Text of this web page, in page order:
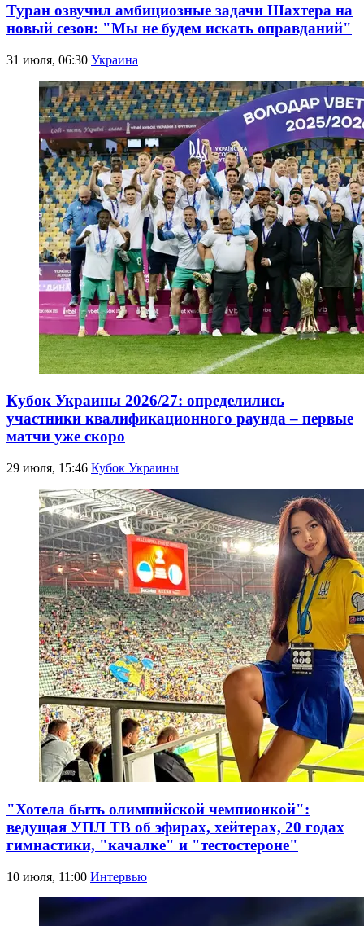
Туран озвучил амбициозные задачи Шахтера на
новый сезон: "Мы не будем искать оправданий"
31 июля, 06:30 Украина
Кубок Украины 2026/27: определились
участники квалификационного раунда – первые
матчи уже скоро
29 июля, 15:46 Кубок Украины
"Хотела быть олимпийской чемпионкой":
ведущая УПЛ ТВ об эфирах, хейтерах, 20 годах
гимнастики, "качалке" и "тестостероне"
10 июля, 11:00 Интервью